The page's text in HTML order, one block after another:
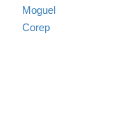
Moguel
Corep